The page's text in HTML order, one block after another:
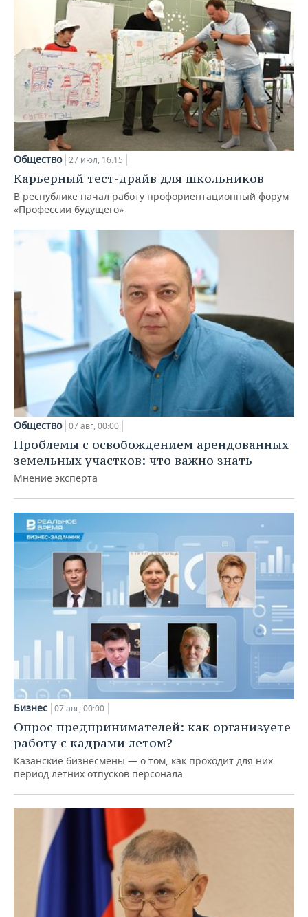
Общество 27 июл, 16:15
Карьерный тест-драйв для школьников
В республике начал работу профориентационный форум
«Профессии будущего»
Общество 07 авг, 00:00
Проблемы с освобождением арендованных
земельных участков: что важно знать
Мнение эксперта
Бизнес 07 авг, 00:00
Опрос предпринимателей: как организуете
работу с кадрами летом?
Казанские бизнесмены — о том, как проходит для них
период летних отпусков персонала